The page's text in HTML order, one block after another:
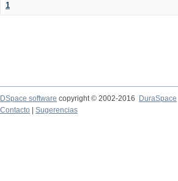
1
DSpace software copyright © 2002-2016
DuraSpace
Contacto
Sugerencias